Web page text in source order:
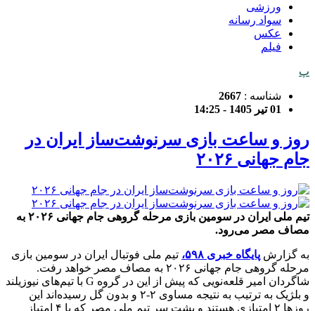
ورزشی
سواد رسانه
عکس
فیلم
پ
شناسه : 2667
01 تیر 1405 - 14:25
روز و ساعت بازی سرنوشت‌ساز ایران در
جام جهانی ۲۰۲۶
تیم ملی ایران در سومین بازی مرحله گروهی جام جهانی ۲۰۲۶ به
مصاف مصر می‌رود.
به گزارش پایگاه خبری ۵۹۸،
تیم ملی فوتبال ایران در سومین بازی
مرحله گروهی جام جهانی ۲۰۲۶ به مصاف مصر خواهد رفت.
شاگردان امیر قلعه‌نویی که پیش از این در گروه G با تیم‌های نیوزیلند
و بلژیک به ترتیب به نتیجه مساوی ۲-۲ و بدون گل رسیده‌اند این
روزها ۲ امتیازی هستند و پشت سر تیم ملی مصر که با ۴ امتیاز